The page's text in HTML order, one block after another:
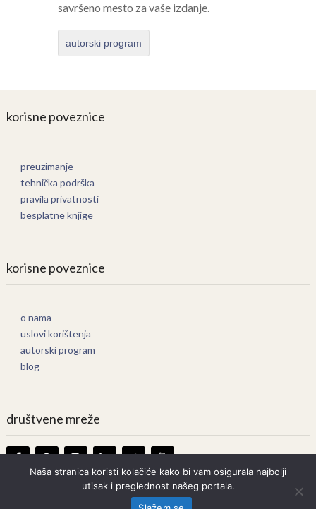
savršeno mesto za vaše izdanje.
autorski program
korisne poveznice
preuzimanje
tehnička podrška
pravila privatnosti
besplatne knjige
korisne poveznice
o nama
uslovi korištenja
autorski program
blog
društvene mreže
Knjige OnlineCopyright © 2026.
Naša stranica koristi kolačiće kako bi vam osigurala najbolji
utisak i preglednost našeg portala.